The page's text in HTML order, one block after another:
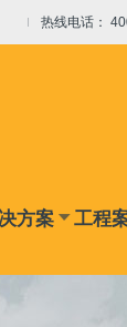
热线电话：
方案 工程